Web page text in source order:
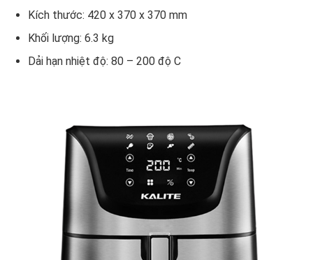
Kích thước: 420 x 370 x 370 mm
Khối lượng: 6.3 kg
Dải hạn nhiệt độ: 80 – 200 độ C